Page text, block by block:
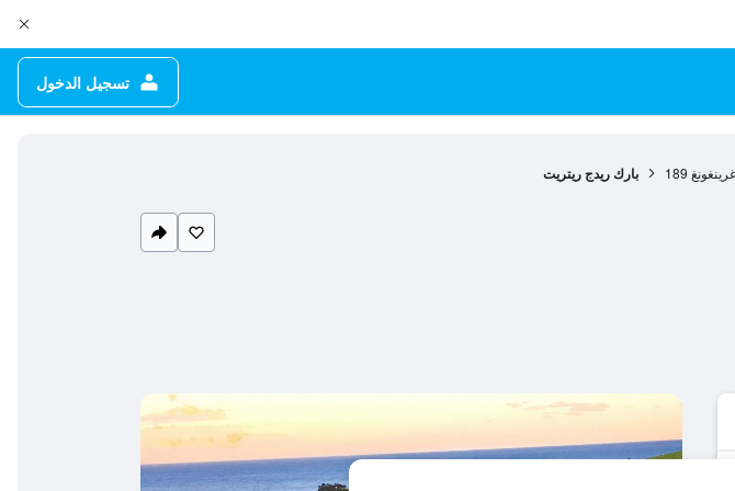
تسجيل الدخول
غرينغونغ 189 بارك ريدج ريتريت